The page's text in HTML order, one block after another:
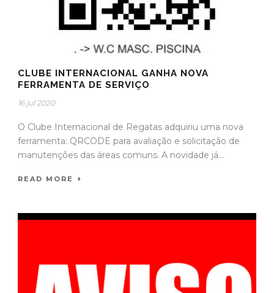
CLUBE INTERNACIONAL GANHA NOVA
FERRAMENTA DE SERVIÇO
16 jul 2020
O Clube Internacional de Regatas adquiriu uma nova
ferramenta: QRCODE para avaliação e solicitação de
manutenções das áreas comuns. A novidade já...
READ MORE